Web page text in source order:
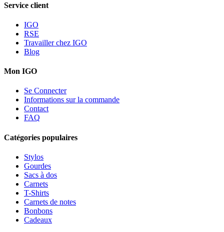
Service client
IGO
RSE
Travailler chez IGO
Blog
Mon IGO
Se Connecter
Informations sur la commande
Contact
FAQ
Catégories populaires
Stylos
Gourdes
Sacs à dos
Carnets
T-Shirts
Carnets de notes
Bonbons
Cadeaux